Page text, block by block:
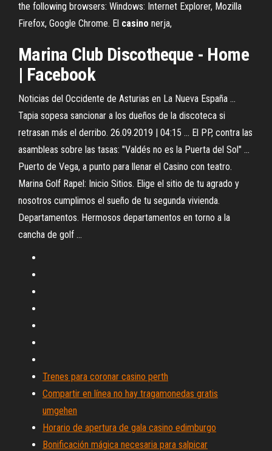
the following browsers: Windows: Internet Explorer, Mozilla
Firefox, Google Chrome. El casino nerja,
Marina Club Discotheque - Home
| Facebook
Noticias del Occidente de Asturias en La Nueva España ...
Tapia sopesa sancionar a los dueños de la discoteca si
retrasan más el derribo. 26.09.2019 | 04:15 ... El PP, contra las
asambleas sobre las tasas: "Valdés no es la Puerta del Sol" ...
Puerto de Vega, a punto para llenar el Casino con teatro.
Marina Golf Rapel: Inicio Sitios. Elige el sitio de tu agrado y
nosotros cumplimos el sueño de tu segunda vivienda.
Departamentos. Hermosos departamentos en torno a la
cancha de golf ...
Trenes para coronar casino perth
Compartir en línea no hay tragamonedas gratis
umgehen
Horario de apertura de gala casino edimburgo
Bonificación mágica necesaria para salpicar